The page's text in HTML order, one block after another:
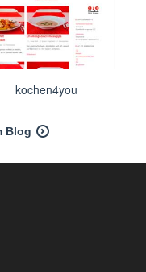
kochen4you
Blog